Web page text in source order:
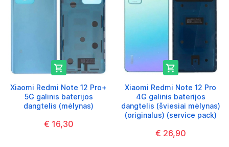

Xiaomi Redmi Note 12 Pro+
5G galinis baterijos
dangtelis (mėlynas)
€ 16,30

Xiaomi Redmi Note 12 Pro
4G galinis baterijos
dangtelis (šviesiai mėlynas)
(originalus) (service pack)
€ 26,90